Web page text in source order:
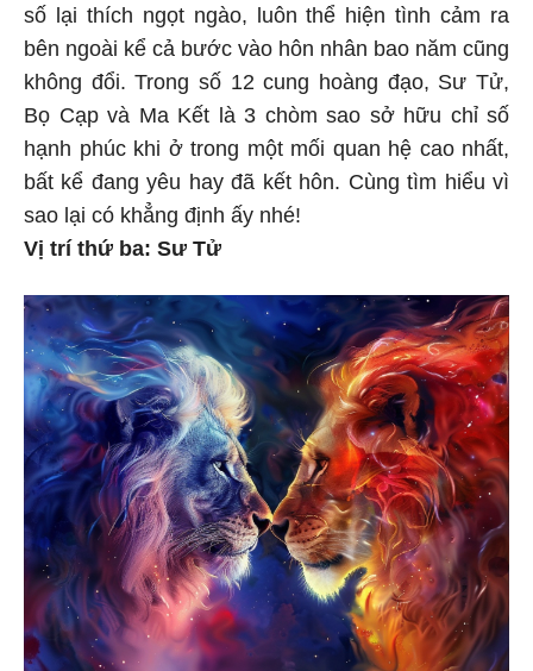
số lại thích ngọt ngào, luôn thể hiện tình cảm ra
bên ngoài kể cả bước vào hôn nhân bao năm cũng
không đổi. Trong số 12 cung hoàng đạo, Sư Tử,
Bọ Cạp và Ma Kết là 3 chòm sao sở hữu chỉ số
hạnh phúc khi ở trong một mối quan hệ cao nhất,
bất kể đang yêu hay đã kết hôn. Cùng tìm hiểu vì
sao lại có khẳng định ấy nhé!
Vị trí thứ ba: Sư Tử